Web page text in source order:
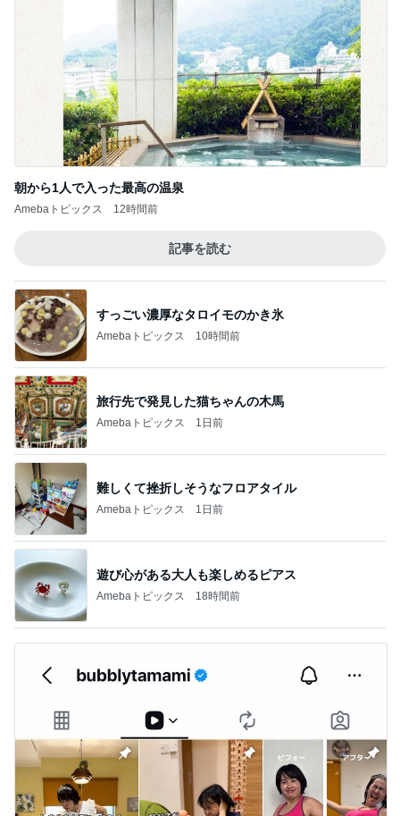
朝から1人で入った最高の温泉
Amebaトピックス 12時間前
記事を読む
すっごい濃厚なタロイモのかき氷
Amebaトピックス 10時間前
旅行先で発見した猫ちゃんの木馬
Amebaトピックス 1日前
難しくて挫折しそうなフロアタイル
Amebaトピックス 1日前
遊び心がある大人も楽しめるピアス
Amebaトピックス 18時間前